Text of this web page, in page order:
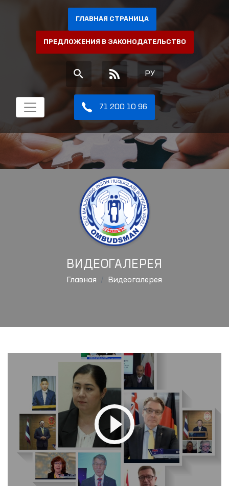
ГЛАВНАЯ СТРАНИЦА
ПРЕДЛОЖЕНИЯ В ЗАКОНОДАТЕЛЬСТВО
РУ
71 200 10 96
ВИДЕОГАЛЕРЕЯ
Главная Видеогалерея